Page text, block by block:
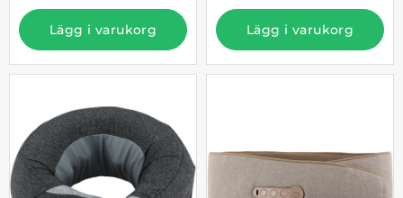
Lägg i varukorg Lägg i varukorg